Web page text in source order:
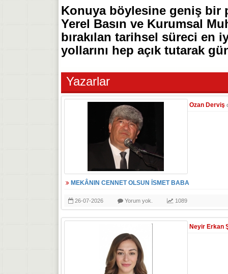
Konuya böylesine geniş bir
Yerel Basın ve Kurumsal
bırakılan tarihsel süreci en
yollarını hep açık tutarak
Yazarlar
Ozan Derviş
MEKÂNIN CENNET OLSUN İSMET BABA
26-07-2026 Yorum yok. 1089
Neyir Erkan